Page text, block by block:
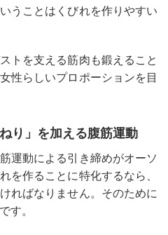
うことはくびれを作りやすい
トを支える筋肉も鍛えること
性らしいプロポーションを目
り」を加える腹筋運動
運動による引き締めがオーソ
を作ることに特化するなら、
ればなりません。そのために
す。